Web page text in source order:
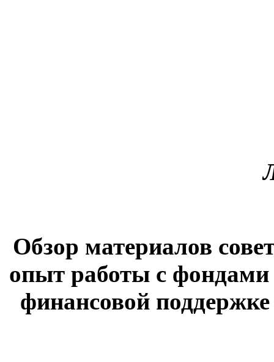
Обзор материалов
опыт работы с
финансовой